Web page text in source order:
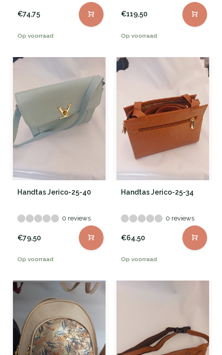
€74,75
Op voorraad
€119,50
Op voorraad
Handtas Jerico-25-40
0 reviews
€79,50
Op voorraad
Handtas Jerico-25-34
0 reviews
€64,50
Op voorraad